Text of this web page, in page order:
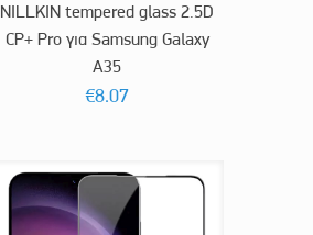
NILLKIN tempered glass 2.5D
CP+ Pro για Samsung Galaxy
A35
€8.07